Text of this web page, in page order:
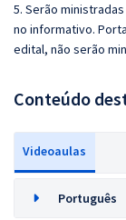
5. Serão ministradas
no informativo.
edital, não serão
Conteúdo
Videoaulas
Português